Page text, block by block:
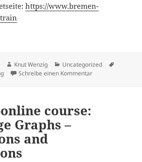
https://www.bremen-
train
Autor
Knut Wenzig Kategorien
Uncategorized
Schreibe einen Kommentarzu
course:
Graphs –
and